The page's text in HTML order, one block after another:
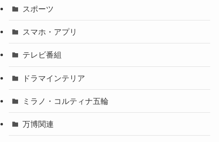
スポーツ
スマホ・アプリ
テレビ番組
ドラマインテリア
ミラノ・コルティナ五輪
万博関連